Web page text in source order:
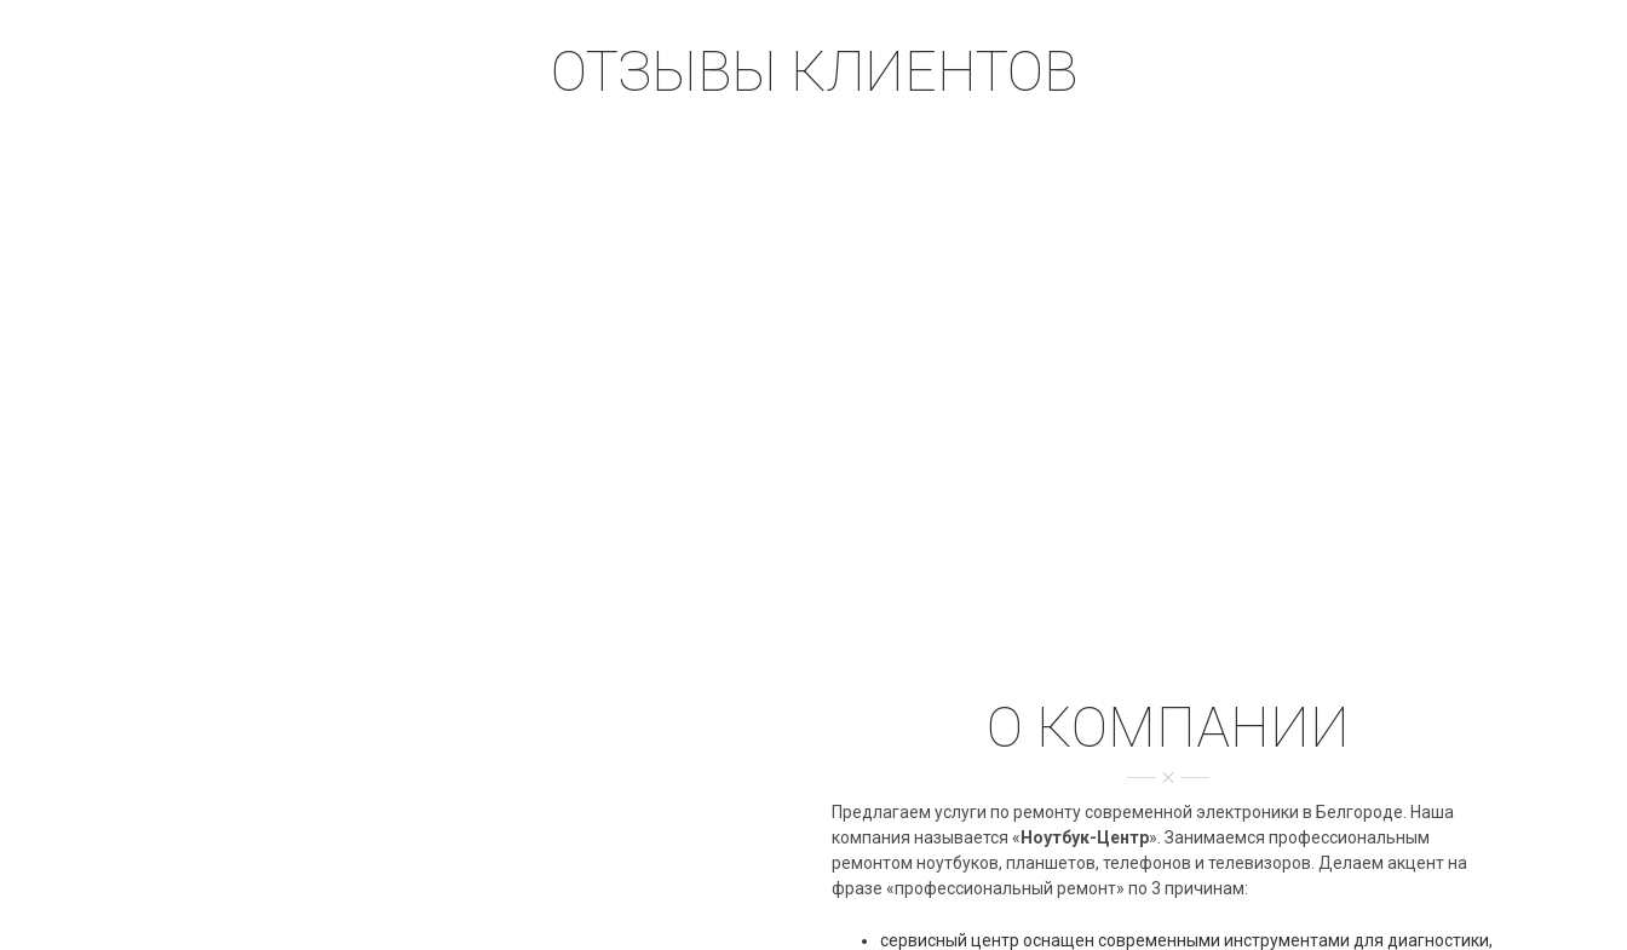
ОТЗЫВЫ КЛИЕНТОВ
О КОМПАНИИ
Предлагаем услуги по ремонту современной электроники в Белгороде. Наша
компания называется « Ноутбук-Центр». Занимаемся профессиональным
ремонтом ноутбуков, планшетов, телефонов и телевизоров. Делаем акцент на
фразе «профессиональный ремонт» по 3 причинам:
сервисный центр оснащен современными инструментами для диагностики,